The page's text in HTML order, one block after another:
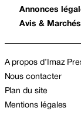
Annonces
Avis &
A propos d’Imaz
Nous contacter
Plan du site
Mentions légales